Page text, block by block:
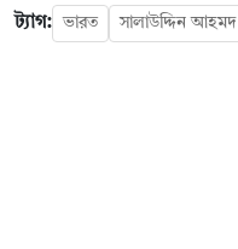
ট্যাগ: ভারত সালাউদ্দিন আহমদ